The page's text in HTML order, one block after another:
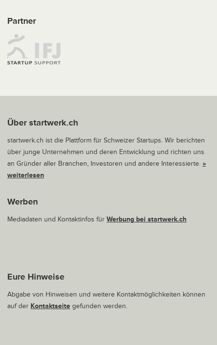
Partner
Über startwerk.ch
startwerk.ch ist die Plattform für Schweizer Startups. Wir berichten
über junge Unternehmen und deren Entwicklung und richten uns
an Gründer aller Branchen, Investoren und andere Interessierte. »
weiterlesen
Werben
Mediadaten und Kontaktinfos für Werbung bei startwerk.ch
Eure Hinweise
Abgabe von Hinweisen und weitere Kontaktmöglichkeiten können
auf der Kontaktseite gefunden werden.